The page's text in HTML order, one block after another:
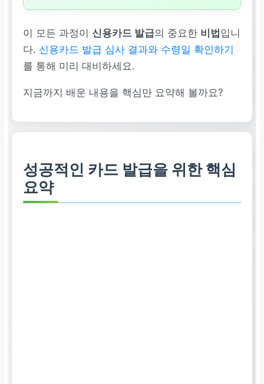
이 모든 과정이 신용카드 발급의 중요한 비법 입니
다. 신용카드 발급 심사 결과와 수령일 확인하기
를 통해 미리 대비하세요.
지금까지 배운 내용을 핵심만 요약해 볼까요?
성공적인 카드 발급을 위한 핵심
요약